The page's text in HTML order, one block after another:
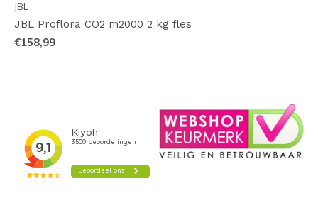
JBL
JBL Proflora CO2 m2000 2 kg fles
€158,99